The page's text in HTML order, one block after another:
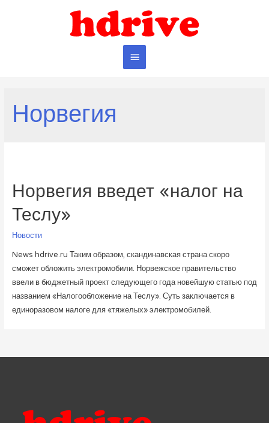
Главное
Норвегия
Норвегия введет «налог на
Теслу»
Новости
News hdrive.ru Таким образом, скандинавская страна скоро
сможет обложить электромобили. Норвежское правительство
ввели в бюджетный проект следующего года новейшую статью под
названием «Налогообложение на Теслу». Суть заключается в
единоразовом налоге для «тяжелых» электромобилей.